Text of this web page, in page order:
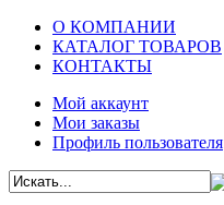
О КОМПАНИИ
КАТАЛОГ ТОВАРОВ
КОНТАКТЫ
Мой аккаунт
Мои заказы
Профиль пользователя